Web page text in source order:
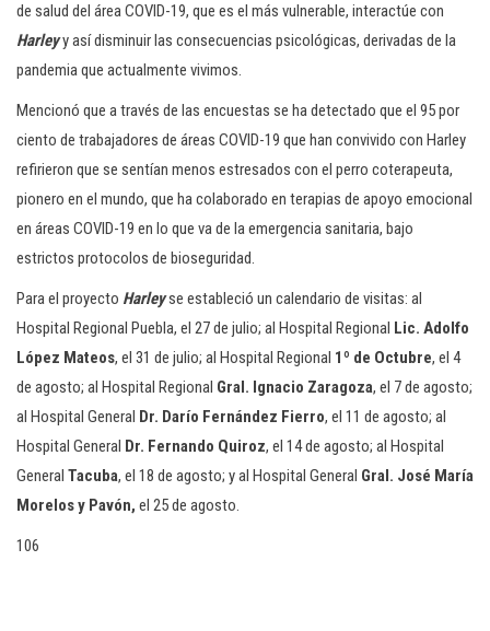
de salud del área COVID-19, que es el más vulnerable, interactúe con
Harleyy así disminuir las consecuencias psicológicas, derivadas de la
pandemia que actualmente vivimos.
Mencionó que a través de las encuestas se ha detectado que el 95 por
ciento de trabajadores de áreas COVID-19 que han convivido con Harley
refirieron que se sentían menos estresados con el perro coterapeuta,
pionero en el mundo, que ha colaborado en terapias de apoyo emocional
en áreas COVID-19 en lo que va de la emergencia sanitaria, bajo
estrictos protocolos de bioseguridad.
Para el proyecto Harleyse estableció un calendario de visitas: al
Hospital Regional Puebla, el 27 de julio; al Hospital Regional Lic. Adolfo
López Mateos, el 31 de julio; al Hospital Regional 1º de Octubre, el 4
de agosto; al Hospital Regional Gral. Ignacio Zaragoza, el 7 de agosto;
al Hospital General Dr. Darío Fernández Fierro, el 11 de agosto; al
Hospital General Dr. Fernando Quiroz, el 14 de agosto; al Hospital
General Tacuba, el 18 de agosto; y al Hospital General Gral. José María
Morelos y Pavón, el 25 de agosto.
106